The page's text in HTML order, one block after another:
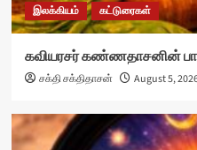
இலக்கியம் கட்டுரைகள்
கவியரசர் கண்ணதாசனின்
சக்தி சக்திதாசன் August 5,